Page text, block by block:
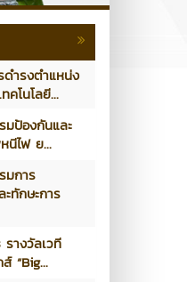
ำรงตำแหน่ง
คโนโลยี...
ป้องกันและ
นีไฟ ย...
มการ
ทักษะการ
างวัลเวที
“Big...